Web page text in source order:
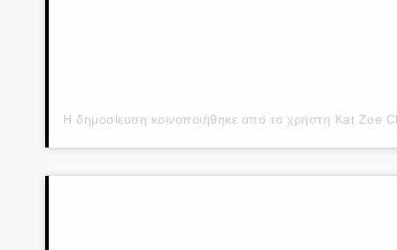
Η δημοσίευση κοινοποιήθηκε από το χρήστη Kat Zoe